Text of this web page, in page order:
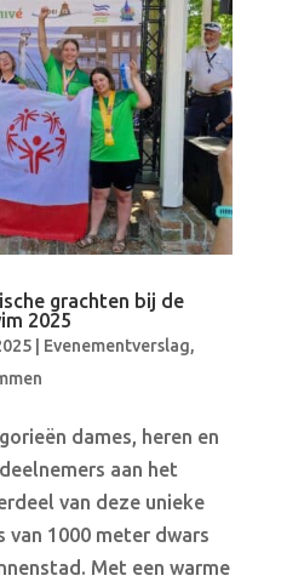
grachten bij de
2025
| Evenementverslag,
dames, heren en
aan het
van deze unieke
1000 meter dwars
Met een warme